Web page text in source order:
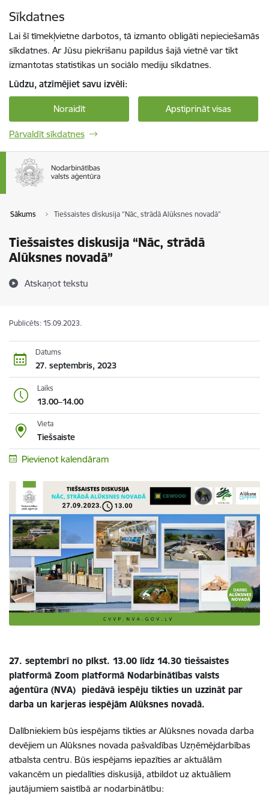
Sīkdatnes
Lai šī tīmekļvietne darbotos, tā izmanto obligāti nepieciešamās
sīkdatnes. Ar Jūsu piekrišanu papildus šajā vietnē var tikt
izmantotas statistikas un sociālo mediju sīkdatnes.
Lūdzu, atzīmējiet savu izvēli:
Noraidīt Apstiprināt visas
Pārvaldīt sīkdatnes
Sākums Tiešsaistes diskusija “Nāc, strādā Alūksnes novadā”
Tiešsaistes diskusija “Nāc, strādā
Alūksnes novadā”
Atskaņot tekstu
Publicēts: 15.09.2023.
Datums
27. septembris, 2023
Laiks
13.00–14.00
Vieta
Tiešsaiste
Pievienot kalendāram
27. septembrī no plkst. 13.00 līdz 14.30 tiešsaistes
platformā Zoom platformā Nodarbinātības valsts
aģentūra (NVA) piedāvā iespēju tikties un uzzināt par
darba un karjeras iespējām Alūksnes novadā.
Dalībniekiem būs iespējams tikties ar Alūksnes novada darba
devējiem un Alūksnes novada pašvaldības Uzņēmējdarbības
atbalsta centru. Būs iespējams iepazīties ar aktuālām
vakancēm un piedalīties diskusijā, atbildot uz aktuāliem
jautājumiem saistībā ar nodarbinātību: